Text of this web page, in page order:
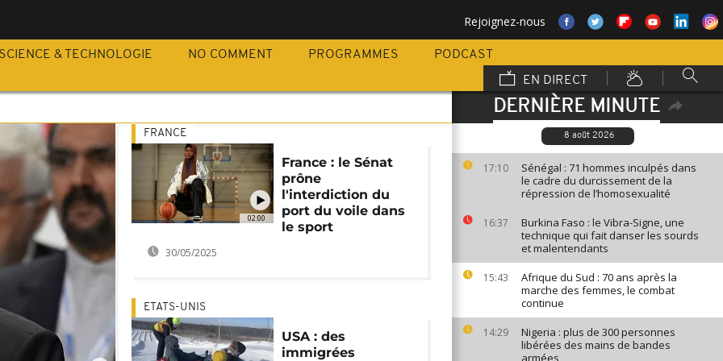
Rejoignez-nous
SCIENCE & TECHNOLOGIE NO COMMENT PROGRAMMES
PODCAST
EN DIRECT
DERNIÈRE MINUTE
8 août 2026
17:10
Sénégal : 71 hommes inculpés dans
le cadre du durcissement de la
répression de l’homosexualité
16:37
Burkina Faso : le Vibra-Signe, une
technique qui fait danser les sourds
et malentendants
15:43
Afrique du Sud : 70 ans après la
marche des femmes, le combat
continue
14:29
Nigeria : plus de 300 personnes
libérées des mains de bandes
armées
02:00
FRANCE
France : le Sénat
prône
l'interdiction du
port du voile dans
le sport
30/05/2025
ETATS-UNIS
USA : des
immigrées